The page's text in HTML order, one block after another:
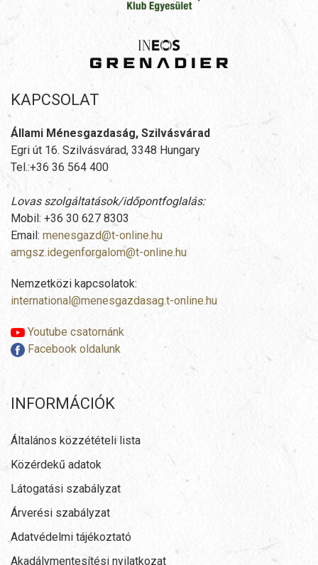
KAPCSOLAT
Állami Ménesgazdaság, Szilvásvárad
Egri út 16. Szilvásvárad, 3348 Hungary
Tel.:+36 36 564 400
Lovas szolgáltatások/időpontfoglalás:
Mobil: +36 30 627 8303
Email: menesgazd@t-online.hu
amgsz.idegenforgalom@t-online.hu
Nemzetközi kapcsolatok:
international@menesgazdasag.t-online.hu
Youtube csatornánk
Facebook oldalunk
INFORMÁCIÓK
Általános közzétételi lista
Közérdekű adatok
Látogatási szabályzat
Árverési szabályzat
Adatvédelmi tájékoztató
Akadálymentesítési nyilatkozat